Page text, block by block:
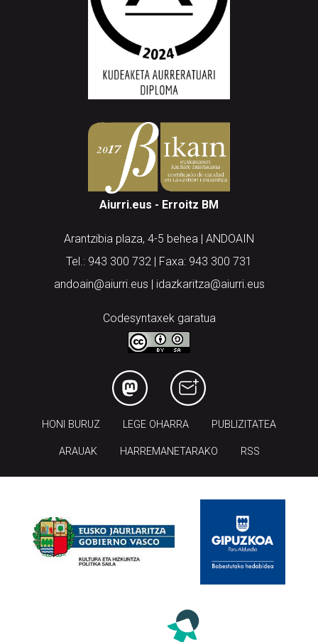
Aiurri.eus - Erroitz BM
Arantzibia plaza, 4-5 behea | ANDOAIN
Tel.: 943 300 732 | Faxa: 943 300 731
andoain@aiurri.eus | idazkaritza@aiurri.eus
Codesyntaxek garatua
HONI BURUZ LEGE OHARRA PUBLIZITATEA
ARAUAK HARREMANETARAKO RSS